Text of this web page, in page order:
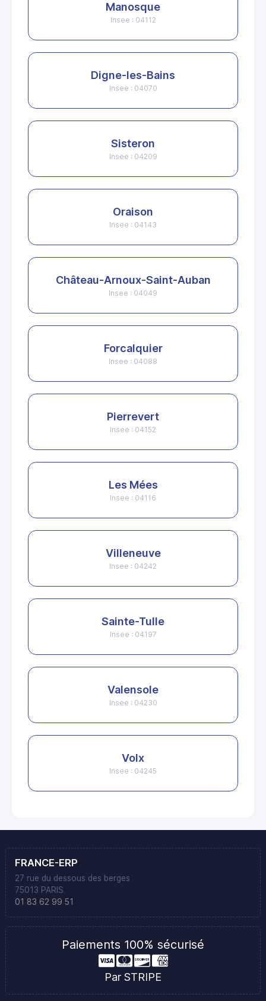
Manosque
Insee : 04112
Digne-les-Bains
Insee : 04070
Sisteron
Insee : 04209
Oraison
Insee : 04143
Château-Arnoux-Saint-Auban
Insee : 04049
Forcalquier
Insee : 04088
Pierrevert
Insee : 04152
Les Mées
Insee : 04116
Villeneuve
Insee : 04242
Sainte-Tulle
Insee : 04197
Valensole
Insee : 04230
Volx
Insee : 04245
FRANCE-ERP
27 rue du dessous des berges
75013 PARIS
01 83 62 99 51
Paiements 100% sécurisé
Par STRIPE